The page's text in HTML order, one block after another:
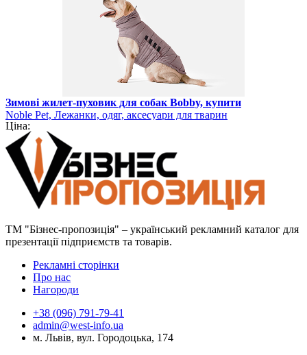
Зимові жилет-пуховик для собак Bobby, купити
Noble Pet, Лежанки, одяг, аксесуари для тварин
Ціна:
ТМ "Бізнес-пропозиція" – український рекламний каталог для
презентації підприємств та товарів.
Рекламні сторінки
Про нас
Нагороди
+38 (096) 791-79-41
admin@west-info.ua
м. Львів, вул. Городоцька, 174